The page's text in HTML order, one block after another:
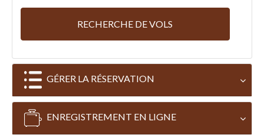
RECHERCHE DE VOLS
GÉRER LA RÉSERVATION
ENREGISTREMENT EN LIGNE